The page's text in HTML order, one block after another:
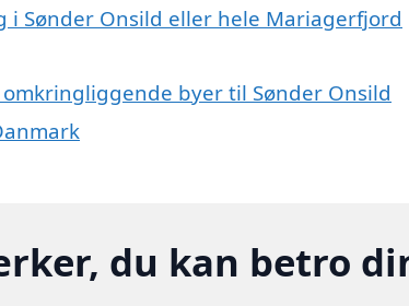
Sønder Onsild eller hele Mariagerfjord
byer til Sønder Onsild
du kan betro